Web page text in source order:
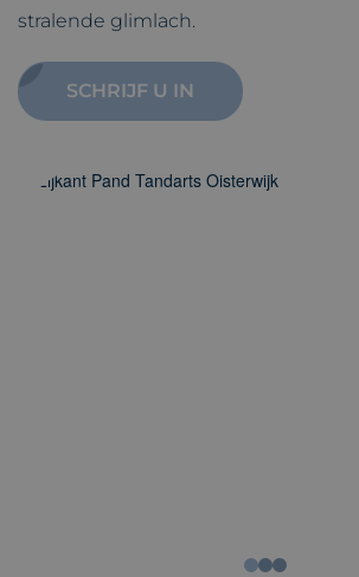
stralende glimlach.
SCHRIJF U IN